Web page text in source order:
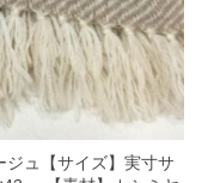
ジュ
【サイズ】実寸サ